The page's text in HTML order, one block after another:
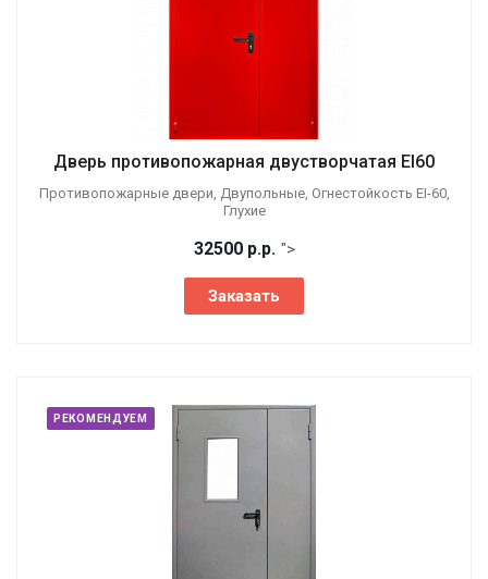
Дверь противопожарная двустворчатая EI60
Противопожарные двери, Двупольные, Огнестойкость EI-60,
Глухие
32500 р.р. ">
Заказать
РЕКОМЕНДУЕМ